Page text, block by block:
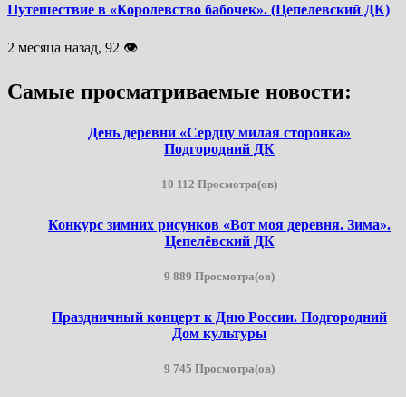
Путешествие в «Королевство бабочек». (Цепелевский ДК)
2 месяца назад, 92 👁
Самые просматриваемые новости:
День деревни «Сердцу милая сторонка»
Подгородний ДК
10 112 Просмотра(ов)
Конкурс зимних рисунков «Вот моя деревня. Зима».
Цепелёвский ДК
9 889 Просмотра(ов)
Праздничный концерт к Дню России. Подгородний
Дом культуры
9 745 Просмотра(ов)